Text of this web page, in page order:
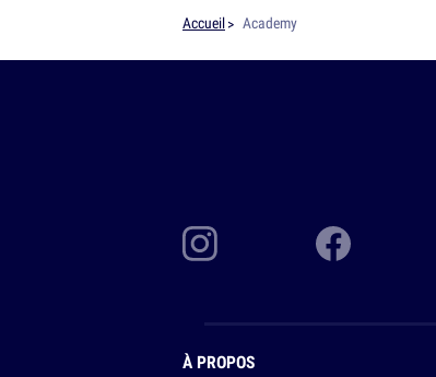
Accueil Academy
À PROPOS